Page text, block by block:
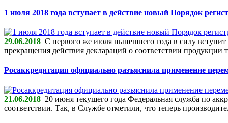
1 июля 2018 года вступает в действие новый Порядок
29.06.2018 С первого же июля нынешнего года в силу
прекращения действия деклараций о соответствии продукции
Росаккредитация официально разъяснила применение
21.06.2018 20 июня текущего года Федеральная служба по
соответствии. Так, в Службе отметили, что теперь